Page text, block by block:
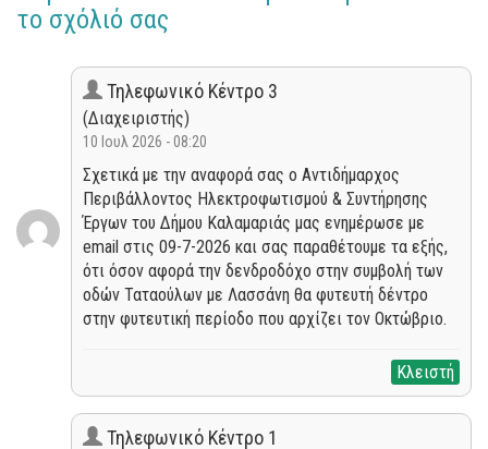
το σχόλιό σας
Τηλεφωνικό Κέντρο 3
(Διαχειριστής)
10 Ιουλ 2026 - 08:20
Σχετικά με την αναφορά σας ο Αντιδήμαρχος
Περιβάλλοντος Ηλεκτροφωτισμού & Συντήρησης
Έργων του Δήμου Καλαμαριάς μας ενημέρωσε με
email στις 09-7-2026 και σας παραθέτουμε τα εξής,
ότι όσον αφορά την δενδροδόχο στην συμβολή των
οδών Ταταούλων με Λασσάνη θα φυτευτή δέντρο
στην φυτευτική περίοδο που αρχίζει τον Οκτώβριο.
Κλειστή
Τηλεφωνικό Κέντρο 1